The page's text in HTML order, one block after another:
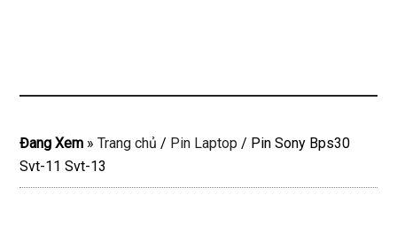
Đang Xem »Trang chủ / Pin Laptop / Pin Sony Bps30
Svt-11 Svt-13